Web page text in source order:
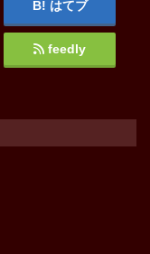
はてブ
feedly